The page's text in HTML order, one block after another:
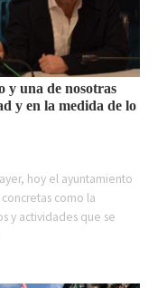
y una de nosotras
y en la medida de lo
hoy el ayuntamiento
como la
y actividades que se